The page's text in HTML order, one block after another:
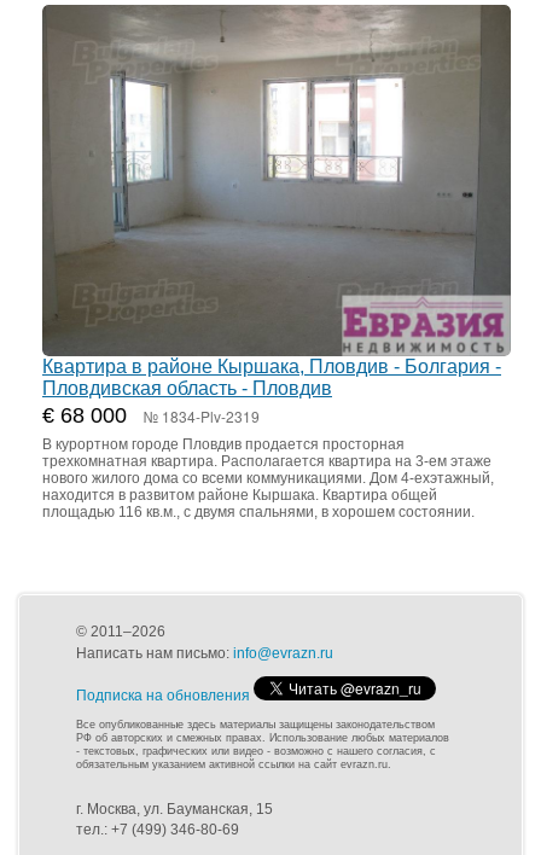
Квартира в районе Кыршака, Пловдив - Болгария -
Пловдивская область - Пловдив
€ 68 000 № 1834-Plv-2319
В курортном городе Пловдив продается просторная
трехкомнатная квартира. Располагается квартира на 3-ем этаже
нового жилого дома со всеми коммуникациями. Дом 4-ехэтажный,
находится в развитом районе Кыршака. Квартира общей
площадью 116 кв.м., с двумя спальнями, в хорошем состоянии.
© 2011–2026
Написать нам письмо: info@evrazn.ru
Подписка на обновления
Все опубликованные здесь материалы защищены законодательством
РФ об авторских и смежных правах. Использование любых материалов
- текстовых, графических или видео - возможно с нашего согласия, с
обязательным указанием активной ссылки на сайт evrazn.ru.
г. Москва, ул. Бауманская, 15
тел.: +7 (499) 346-80-69